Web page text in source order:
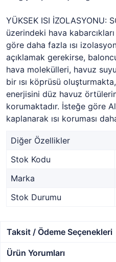
YÜKSEK ISI İZOLASYONU:
üzerindeki hava
göre daha fazla ısı
açıklamak gerekirse,
hava molekülleri, havuz
bir ısı köprüsü
enerjisini düz havuz
korumaktadır. İsteğe göre
kaplanarak ısı koruması
Diğer Özellikler
Stok Kodu
Marka
Stok Durumu
Taksit / Ödeme Seçenekleri
Ürün Yorumları